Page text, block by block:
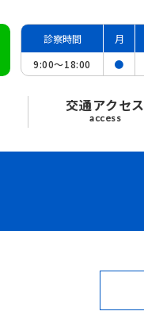
診察時間 月
9:00〜18:00 ●
交通アクセス
access